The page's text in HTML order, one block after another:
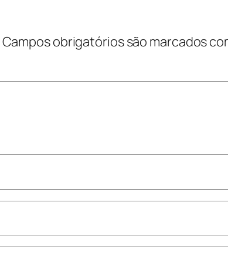
Campos obrigatórios são marcados